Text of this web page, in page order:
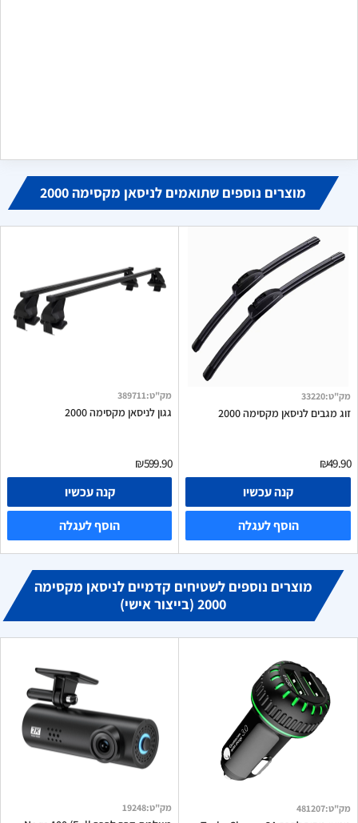
הוא לא עונה. אין מוקד שירות לקוחות, אין מענה במייל, אין מענה דרך
פניות שנפתחו. לא ממליץ לרכוש מהם כלום!
מוצרים נוספים שתואמים לניסאן מקסימה 2000
מק"ט:
33220
זוג מגבים לניסאן מקסימה 2000
₪49.90
קנה עכשיו
הוסף לעגלה
מק"ט:
389711
גגון לניסאן מקסימה 2000
₪599.90
קנה עכשיו
הוסף לעגלה
מוצרים נוספים לשטיחים קדמיים לניסאן מקסימה
2000 (בייצור אישי)
מק"ט:
481207 מק"ט:
19248